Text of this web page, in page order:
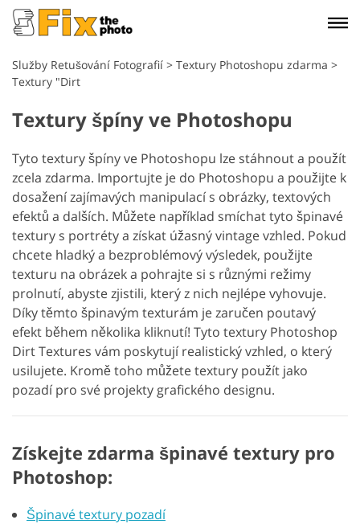
Služby Retušování Fotografií > Textury Photoshopu zdarma >
Textury "Dirt
Textury špíny ve Photoshopu
Tyto textury špíny ve Photoshopu lze stáhnout a použít
zcela zdarma. Importujte je do Photoshopu a použijte k
dosažení zajímavých manipulací s obrázky, textových
efektů a dalších. Můžete například smíchat tyto špinavé
textury s portréty a získat úžasný vintage vzhled. Pokud
chcete hladký a bezproblémový výsledek, použijte
texturu na obrázek a pohrajte si s různými režimy
prolnutí, abyste zjistili, který z nich nejlépe vyhovuje.
Díky těmto špinavým texturám je zaručen poutavý
efekt během několika kliknutí! Tyto textury Photoshop
Dirt Textures vám poskytují realistický vzhled, o který
usilujete. Kromě toho můžete textury použít jako
pozadí pro své projekty grafického designu.
Získejte zdarma špinavé textury pro
Photoshop:
Špinavé textury pozadí